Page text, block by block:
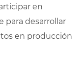
en
para desarrollar
en producción